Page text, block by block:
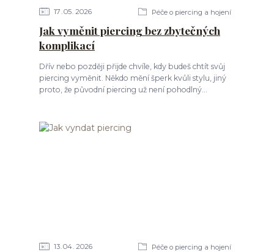
17 05 2026 Péče o piercing a hojení
Jak vyměnit piercing bez zbytečných
komplikací
Dřív nebo později přijde chvíle, kdy budeš chtít svůj
piercing vyměnit. Někdo mění šperk kvůli stylu, jiný
proto, že původní piercing už není pohodlný...
13 04 2026 Péče o piercing a hojení